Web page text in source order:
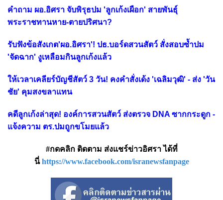
คำถาม ผอ.อิศรา จับพิรุธปม 'ลูกเก้งเผือก' สายพันธุ์
พระราชทานหาย-ตายปริศนา?
รับฟังข้อสังเกต'ผอ.อิศรา'! ปธ.บอร์ดสวนสัตว์ สั่งสอบซ้ำปม
'จัดฉาก' งูเหลือมกินลูกเก้งแล้ว
ให้เวลาเคลียร์บัญชีสัตว์ 3 วัน! คงคำสั่งเด้ง 'เฉลิมวุฒิ' - ส่ง 'วัน
ชัย' คุมสงขลาแทน
คดีลูกเก้งล่าสุด! องค์การสวนสัตว์ ส่งตรวจ DNA ซากกระดูก -
แจ้งความ ตร.ปมถูกขโมยแล้ว
#กดคลิก ติดตาม ส่งแชร์ข่าวอิศรา ได้ที่
นี่https://www.facebook.com/isranewsfanpage